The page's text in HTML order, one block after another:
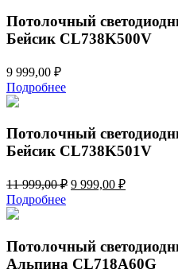
Потолочный
Бейсик CL738K500V
9 999,00 ₽
Подробнее
Потолочный
Бейсик CL738K501V
11 999,00₽ Первоначальная
999,00 ₽.
9 999,00 ₽Текущая
Подробнее
Потолочный
Альпина CL718A60G